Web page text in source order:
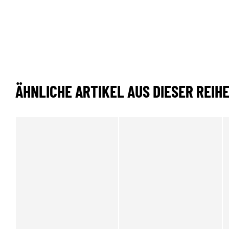
ÄHNLICHE ARTIKEL AUS DIESER REIHE